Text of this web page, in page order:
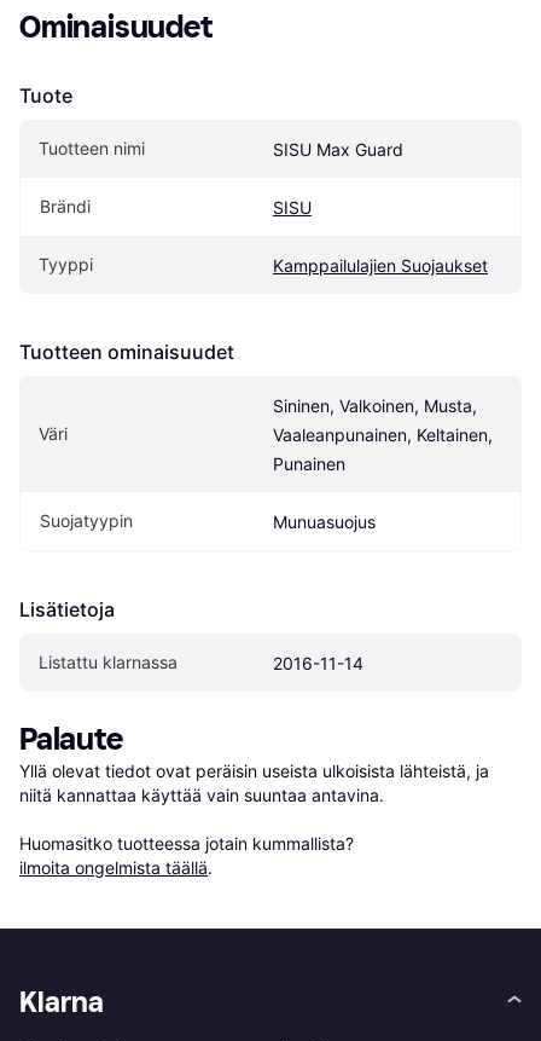
Ominaisuudet
Tuote
Tuotteen nimi SISU Max Guard
Brändi SISU
Tyyppi Kamppailulajien Suojaukset
Tuotteen ominaisuudet
Väri
Sininen, Valkoinen, Musta,
Vaaleanpunainen, Keltainen,
Punainen
Suojatyypin Munuasuojus
Lisätietoja
Listattu klarnassa 2016-11-14
Palaute
Yllä olevat tiedot ovat peräisin useista ulkoisista lähteistä, ja
niitä kannattaa käyttää vain suuntaa antavina.
Huomasitko tuotteessa jotain kummallista?
ilmoita ongelmista täällä.
Klarna